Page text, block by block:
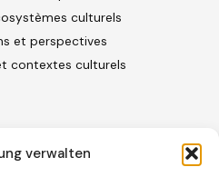
verwalten
culturels
et perspectives
contextes culturels